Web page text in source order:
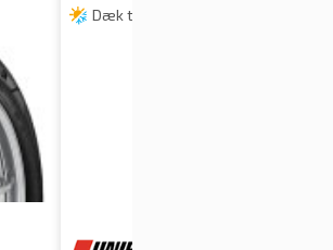
Dæk til alt slags vejr